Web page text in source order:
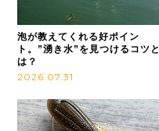
泡が教えてくれる好ポイン
ト。”湧き水”を見つけるコツと
は？
2026.07.31